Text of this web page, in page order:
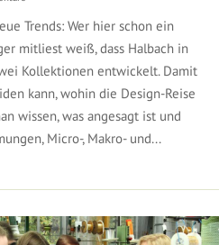
Trends: Wer hier schon ein
mitliest weiß, dass Halbach in
Kollektionen entwickelt. Damit
kann, wohin die Design-Reise
wissen, was angesagt ist und
Micro-, Makro- und...